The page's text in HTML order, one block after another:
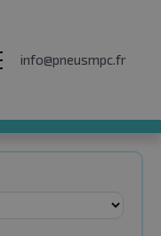
info@pneusmpc.fr